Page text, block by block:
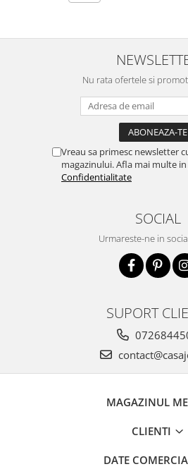
Nu rata ofertele si
Vreau sa primesc newsletter
magazinului. Afla mai multe in
Confidentialitate
SOCIAL
Urmareste-ne in
SUPORT
MAGAZINUL
CLIENTI
DATE